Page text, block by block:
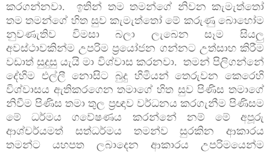
කරගන්නවා. ඉතින් තම තමන්ගේ නිවන කැමැත්තෝ
තම තමන්ගේ හිත සුව කැමැත්තෝ මේ කරුණු බොහෝම
නුවණැතිව විමසා බලා ලැබෙන සෑම සියලු
අවස්ථාවකින්ම උපරිම ප්‍රයෝජන ගන්නට උත්සාහ කිරීම
වඩාත් සුදුසු යැයි මා විශ්වාස කරනවා. තමන් පිලිගන්නේ
දේහිම එල්ලී නොසිට බුදු හිමියන් තෙරුවන කෙරෙහි
විශ්වාසය ඇතිකරගෙන තමාගේ හිත සුව පිණිස තමාගේ
නිවීම පිණිස තමා තුල ප්‍රඥාව වර්ධනය කරගැනීම පිණිසම
මේ ධර්මය ගවේෂණය කරන්නේ නම් මේ අපූරු
ආශ්චර්යමත් සත්ධර්මය තමන්ව සුරකින ආකාරය
තමන්ට යහපත ලබාදෙන ආකාරය උපරිමයෙන්ම